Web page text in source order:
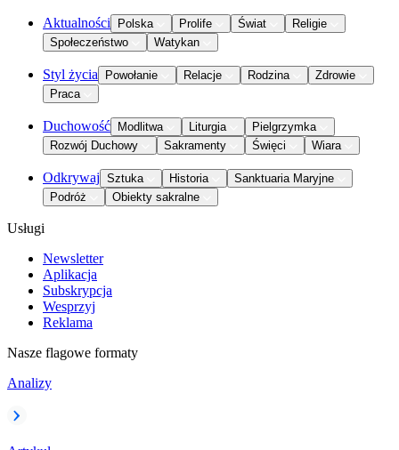
Aktualności Polska Prolife Świat
Religie
Społeczeństwo
Watykan
Styl życia Powołanie Relacje Rodzina
Zdrowie
Praca
Duchowość Modlitwa Liturgia
Pielgrzymka
Rozwój Duchowy
Sakramenty Święci Wiara
Odkrywaj Sztuka Historia
Sanktuaria Maryjne
Podróż
Obiekty sakralne
Usługi
Newsletter
Aplikacja
Subskrypcja
Wesprzyj
Reklama
Nasze flagowe formaty
Analizy